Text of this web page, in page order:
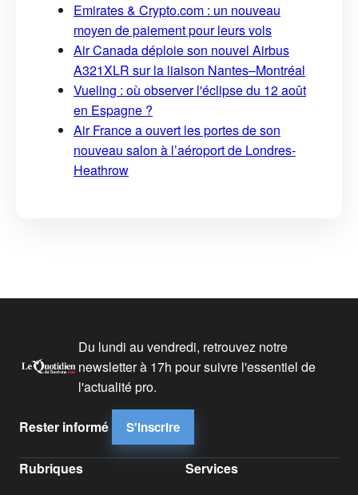
Emirates & Crypto.com : un nouveau
moyen de paiement pour leurs vols
Air Canada déploie son nouvel Airbus
A321XLR sur la liaison Nantes–Montréal
Vueling : où observer l'éclipse du 12 août
en Espagne ?
Air France a ouvert les portes de son
nouveau salon à l’aéroport de Londres-
Heathrow
Du lundi au vendredi, retrouvez notre
newsletter à 17h pour suivre l'essentiel de
l'actualité pro.
Rester informé S'inscrire
Rubriques Services